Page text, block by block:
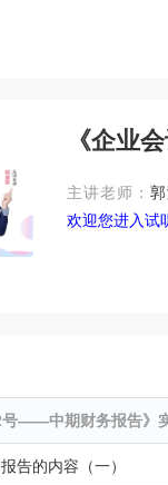
《企业
主讲老师：
欢迎您进入试
号——中期财务报告》
告的内容（一）